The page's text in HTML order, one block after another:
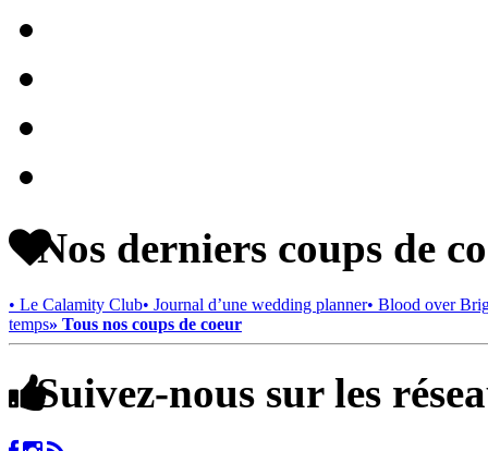
Nos derniers coups de
• Le Calamity Club• Journal d’une wedding planner• Blood over
temps» Tous nos coups de coeur
Suivez-nous sur les